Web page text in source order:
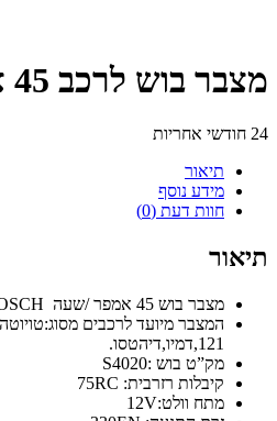
מצבר בוש לרכב 45 אמפר
24 חודשי אחריות
תיאור
מידע נוסף
חוות דעת (0)
תיאור
מצבר בוש 45 אמפר /שעה BOSCH
המצבר מיועד לרכבים
121,דמיו,דיהטסו.
מק”ט בוש :S4020
קיבלות רזרבית: 75RC
מתח וולט:12V